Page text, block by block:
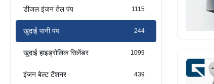
डीजल इंजन तेल पंप 1115
खुदाई पानी पंप 244
खुदाई हाइड्रोलिक सिलेंडर 1099
इंजन बेल्ट टेंशनर 439